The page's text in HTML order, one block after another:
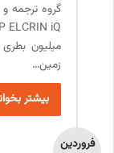
گروه ترجمه و
زمین…
بیشتر
فروردین